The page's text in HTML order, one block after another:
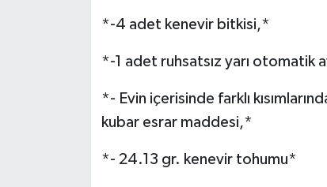
*-4 adet kenevir bitkisi,*
*-1 adet ruhsatsız yarı otomatik
*- Evin içerisinde farklı
kubar esrar maddesi,*
*- 24.13 gr. kenevir tohumu*